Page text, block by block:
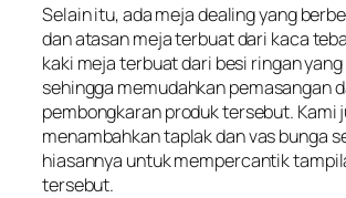
Selain itu, ada meja dealing yang
dan atasan meja terbuat dari kaca
kaki meja terbuat dari besi ringan
sehingga memudahkan pemasangan
pembongkaran produk tersebut. Kami
menambahkan taplak dan vas bunga
hiasannya untuk mempercantik
tersebut.